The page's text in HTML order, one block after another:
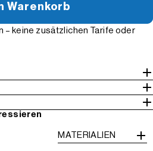
Warenkorb
– keine zusätzlichen Tarife oder
MATERIALIEN